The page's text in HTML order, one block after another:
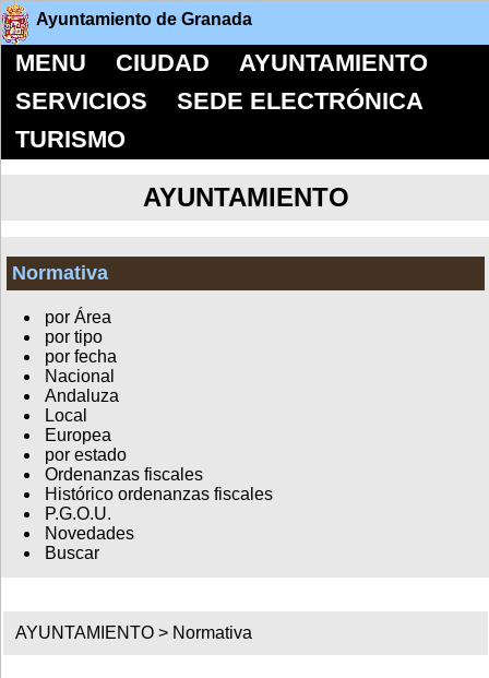
Ayuntamiento de Granada
MENU CIUDAD
AYUNTAMIENTO
SERVICIOS
SEDE ELECTRÓNICA
TURISMO
AYUNTAMIENTO
Normativa
por Área
por tipo
por fecha
Nacional
Andaluza
Local
Europea
por estado
Ordenanzas fiscales
Histórico ordenanzas fiscales
P.G.O.U.
Novedades
Buscar
AYUNTAMIENTO > Normativa